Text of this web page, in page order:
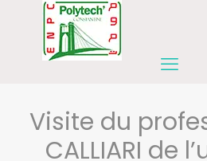
Visite du
CALLIARI de